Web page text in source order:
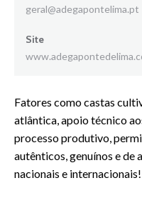
geral@adegapontelima.pt
Site
Fatores como castas
atlântica, apoio técnico
processo produtivo,
autênticos, genuínos e de
nacionais e internacionais!